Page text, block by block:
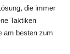
die immer
Taktiken
am besten zum